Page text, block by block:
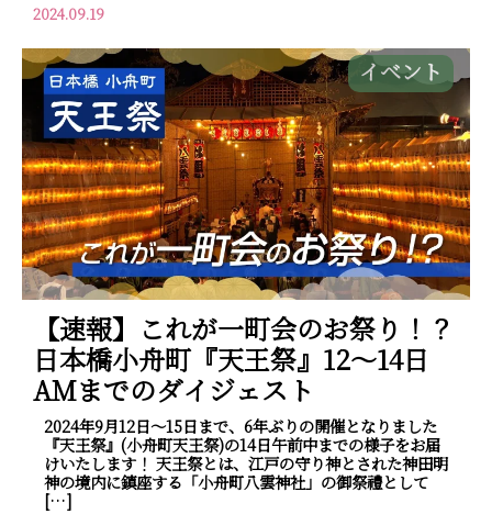
2024.09.19
イベント
【速報】これが一町会のお祭り！？
日本橋小舟町『天王祭』12～14日
AMまでのダイジェスト
2024年9月12日～15日まで、6年ぶりの開催となりました
『天王祭』(小舟町天王祭)の14日午前中までの様子をお届
けいたします！ 天王祭とは、江戸の守り神とされた神田明
神の境内に鎮座する「小舟町八雲神社」の御祭禮として
[…]